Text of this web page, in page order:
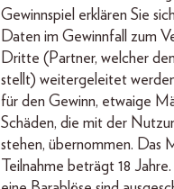
Gewinnspiel erklären Sie
Daten im Gewinnfall zum
Dritte (Partner, welcher
stellt) weitergeleitet
für den Gewinn, etwaige
Schäden, die mit der
stehen, übernommen. Das
Teilnahme beträgt 18